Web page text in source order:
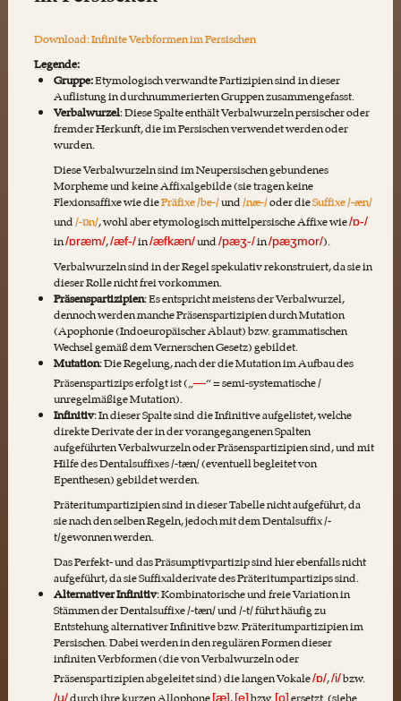
Download: Infinite Verbformen im Persischen
Legende:
Gruppe:Etymologisch verwandte Partizipien sind in dieser
Auflistung in durchnummerierten Gruppen zusammengefasst.
Verbalwurzel: Diese Spalte enthält Verbalwurzeln persischer oder
fremder Herkunft, die im Persischen verwendet werden oder
wurden.
Diese Verbalwurzeln sind im Neupersischen gebundenes
Morpheme und keine Affixalgebilde (sie tragen keine
Flexionsaffixe wie diePräfixe /be-/und/næ-/oder dieSuffixe /-æn/
und/-ɒn/, wohl aber etymologisch mittelpersische Affixe wie/ɒ-/
in/ɒræm/,/æf-/in/æfkæn/und/pæʒ-/in/pæʒmor/).
Verbalwurzeln sind in der Regel spekulativ rekonstruiert, da sie in
dieser Rolle nicht frei vorkommen.
Präsenspartizipien: Es entspricht meistens der Verbalwurzel,
dennoch werden manche Präsenspartizipien durch Mutation
(Apophonie (Indoeuropäischer Ablaut) bzw. grammatischen
Wechsel gemäß dem Vernerschen Gesetz) gebildet.
Mutation: Die Regelung, nach der die Mutation im Aufbau des
Präsenspartizips erfolgt ist („—“ = semi-systematische /
unregelmäßige Mutation).
Infinitiv: In dieser Spalte sind die Infinitive aufgelistet, welche
direkte Derivate der in der vorangegangenen Spalten
aufgeführten Verbalwurzeln oder Präsenspartizipien sind, und mit
Hilfe des Dentalsuffixes /-tæn/ (eventuell begleitet von
Epenthesen) gebildet werden.
Präteritumpartizipien sind in dieser Tabelle nicht aufgeführt, da
sie nach den selben Regeln, jedoch mit dem Dentalsuffix /-
t/gewonnen werden.
Das Perfekt- und das Präsumptivpartizip sind hier ebenfalls nicht
aufgeführt, da sie Suffixalderivate des Präteritumpartizips sind.
Alternativer Infinitiv: Kombinatorische und freie Variation in
Stämmen der Dentalsuffixe /-tæn/ und /-t/ führt häufig zu
Entstehung alternativer Infinitive bzw. Präteritumpartizipien im
Persischen. Dabei werden in den regulären Formen dieser
infiniten Verbformen (die von Verbalwurzeln oder
Präsenspartizipien abgeleitet sind) die langen Vokale/ɒ/,/i/bzw.
/u/ [æ] [e] [o]